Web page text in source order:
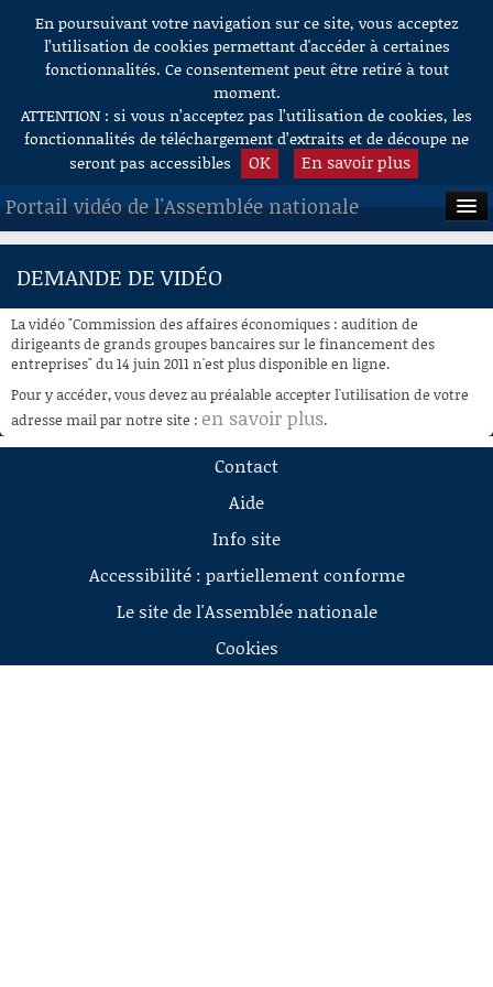
Aller au contenu
En poursuivant votre navigation sur ce site, vous acceptez
l’utilisation de cookies permettant d'accéder à certaines
fonctionnalités. Ce consentement peut être retiré à tout
moment.
ATTENTION : si vous n’acceptez pas l’utilisation de cookies, les
fonctionnalités de téléchargement d’extraits et de découpe ne
seront pas accessibles
OK En savoir plus
Portail vidéo de l'Assemblée nationale
ACCUEIL
À LA DEMANDE
RECHERCHE
AIDE À LA DÉCOUPE
DE VIDÉOS
DEMANDE DE VIDÉO
La vidéo "Commission des affaires économiques : audition de
dirigeants de grands groupes bancaires sur le financement des
entreprises" du 14 juin 2011 n'est plus disponible en ligne.
Pour y accéder, vous devez au préalable accepter l'utilisation de votre
adresse mail par notre site : en savoir plus.
Contact
Aide
Info site
Accessibilité : partiellement conforme
Le site de l'Assemblée nationale
Cookies